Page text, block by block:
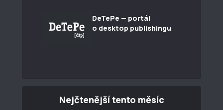
DeTePe — portál
o desktop publishingu
Nejčtenější tento měsíc